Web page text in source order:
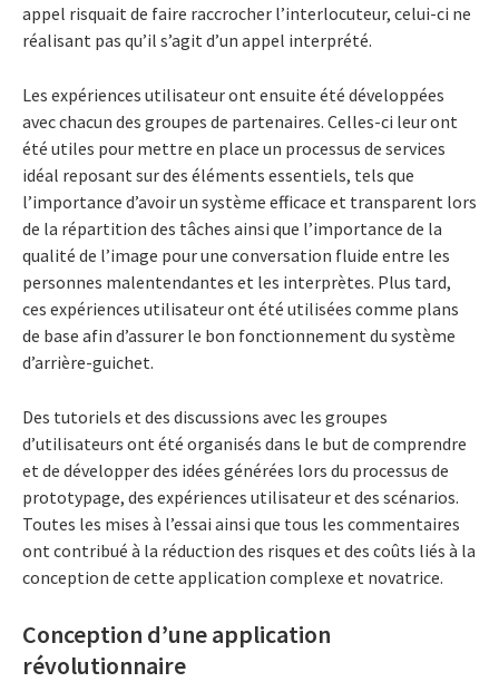
appel risquait de faire raccrocher l’interlocuteur, celui-ci ne
réalisant pas qu’il s’agit d’un appel interprété.
Les expériences utilisateur ont ensuite été développées
avec chacun des groupes de partenaires. Celles-ci leur ont
été utiles pour mettre en place un processus de services
idéal reposant sur des éléments essentiels, tels que
l’importance d’avoir un système efficace et transparent lors
de la répartition des tâches ainsi que l’importance de la
qualité de l’image pour une conversation fluide entre les
personnes malentendantes et les interprètes. Plus tard,
ces expériences utilisateur ont été utilisées comme plans
de base afin d’assurer le bon fonctionnement du système
d’arrière-guichet.
Des tutoriels et des discussions avec les groupes
d’utilisateurs ont été organisés dans le but de comprendre
et de développer des idées générées lors du processus de
prototypage, des expériences utilisateur et des scénarios.
Toutes les mises à l’essai ainsi que tous les commentaires
ont contribué à la réduction des risques et des coûts liés à la
conception de cette application complexe et novatrice.
Conception d’une application
révolutionnaire